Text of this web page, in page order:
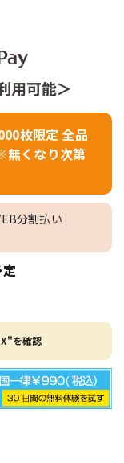
枚限定 全品
無くなり次第
分割払い
を確認